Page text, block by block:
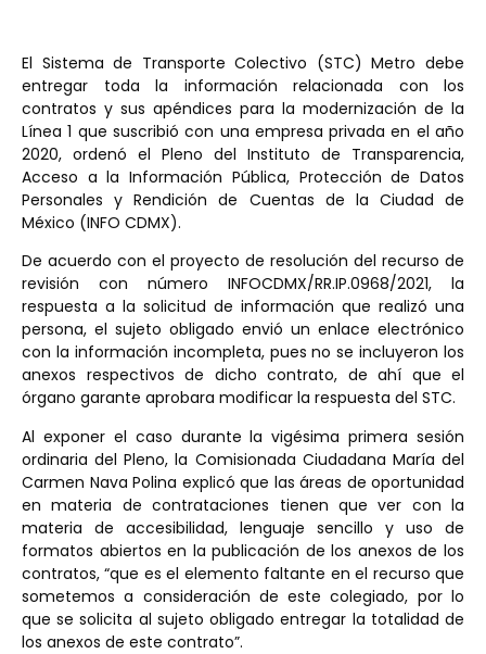
El Sistema de Transporte Colectivo (STC) Metro debe
entregar toda la información relacionada con los
contratos y sus apéndices para la modernización de la
Línea 1 que suscribió con una empresa privada en el año
2020, ordenó el Pleno del Instituto de Transparencia,
Acceso a la Información Pública, Protección de Datos
Personales y Rendición de Cuentas de la Ciudad de
México (INFO CDMX).
De acuerdo con el proyecto de resolución del recurso de
revisión con número INFOCDMX/RR.IP.0968/2021, la
respuesta a la solicitud de información que realizó una
persona, el sujeto obligado envió un enlace electrónico
con la información incompleta, pues no se incluyeron los
anexos respectivos de dicho contrato, de ahí que el
órgano garante aprobara modificar la respuesta del STC.
Al exponer el caso durante la vigésima primera sesión
ordinaria del Pleno, la Comisionada Ciudadana María del
Carmen Nava Polina explicó que las áreas de oportunidad
en materia de contrataciones tienen que ver con la
materia de accesibilidad, lenguaje sencillo y uso de
formatos abiertos en la publicación de los anexos de los
contratos, “que es el elemento faltante en el recurso que
sometemos a consideración de este colegiado, por lo
que se solicita al sujeto obligado entregar la totalidad de
los anexos de este contrato”.